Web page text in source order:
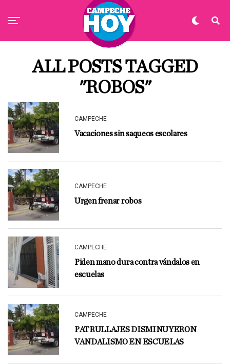
ALL POSTS TAGGED
"ROBOS"
CAMPECHE
Vacaciones sin saqueos escolares
CAMPECHE
Urgen frenar robos
CAMPECHE
Piden mano dura contra vándalos en
escuelas
CAMPECHE
PATRULLAJES DISMINUYERON
VANDALISMO EN ESCUELAS